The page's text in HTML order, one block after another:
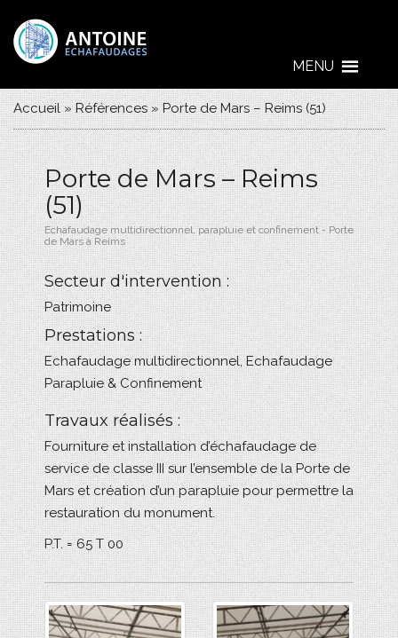
MENU
Accueil»Références»Porte de Mars – Reims (51)
Porte de Mars – Reims
(51)
Echafaudage multidirectionnel, parapluie et confinement - Porte
de Mars à Reims
Secteur d'intervention :
Patrimoine
Prestations :
Echafaudage multidirectionnel,Echafaudage
Parapluie & Confinement
Travaux réalisés :
Fourniture et installation d’échafaudage de
service de classe III sur l’ensemble de la Porte de
Mars et création d’un parapluie pour permettre la
restauration du monument.
P.T. = 65 T 00